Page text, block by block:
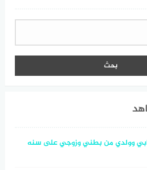
وولدي من بطني وزوجي على سنه